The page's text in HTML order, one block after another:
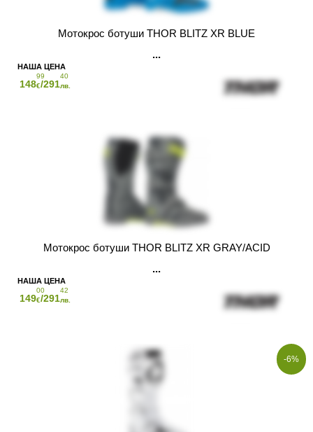
Мотокрос ботуши THOR BLITZ XR BLUE
148
99
€/291
40
лв.
Мотокрос ботуши THOR BLITZ XR GRAY/ACID
149
00
€/291
42
лв.
-6%